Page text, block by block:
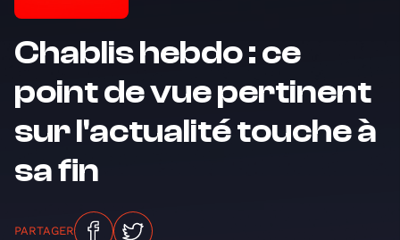
Chablis hebdo : ce
point de vue pertinent
sur l'actualité touche à
sa fin
PARTAGER